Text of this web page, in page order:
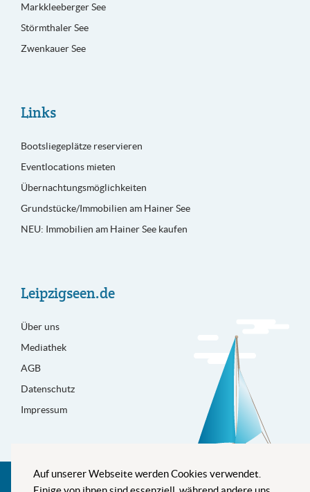
Auf unserer Webseite werden Cookies verwendet.
Markkleeberger See
Störmthaler See
Zwenkauer See
Links
Bootsliegeplätze reservieren
Eventlocations mieten
Übernachtungsmöglichkeiten
Grundstücke/Immobilien am Hainer See
NEU: Immobilien am Hainer See kaufen
Leipzigseen.de
Über uns
Mediathek
AGB
Datenschutz
Impressum
Besser informiert